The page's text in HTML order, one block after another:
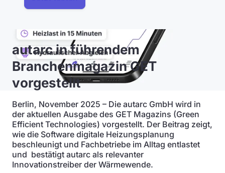
autarc in führendem
Branchenmagazin GET
vorgestellt
Berlin, November 2025 – Die autarc GmbH wird in
der aktuellen Ausgabe des GET Magazins (Green
Efficient Technologies) vorgestellt. Der Beitrag zeigt,
wie die Software digitale Heizungsplanung
beschleunigt und Fachbetriebe im Alltag entlastet
und bestätigt autarc als relevanter
Innovationstreiber der Wärmewende.